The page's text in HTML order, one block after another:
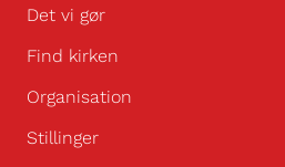
Det vi gør
Find kirken
Organisation
Stillinger